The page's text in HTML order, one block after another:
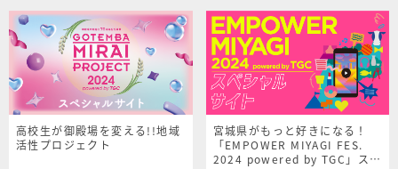
高校生が御殿場を変える!!地域
活性プロジェクト
宮城県がもっと好きになる！
「EMPOWER MIYAGI FES.
2024 powered by TGC」スペ